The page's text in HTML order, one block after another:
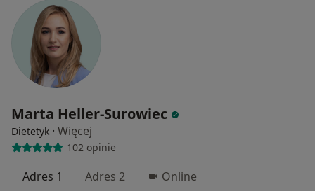
Marta Heller-Surowiec
Dietetyk · Więcej
102 opinie
Adres 1 Adres 2 Online